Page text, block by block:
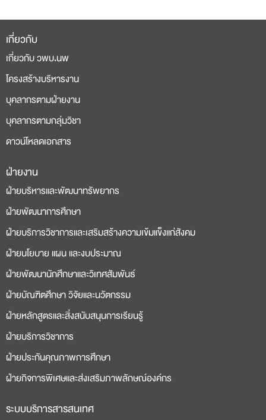
เกี่ยวกับ
เกี่ยวกับ วพบ.นพ
โครงสร้างบริหารงาน
บุคลากรตามฝ่ายงาน
บุคลากรตามกลุ่มวิชา
ดาวน์โหลดเอกสาร
deneme
bonusu
casino
siteleri
ฝ่ายงาน
ฝ่ายบริหารและพัฒนาทรัพยากร
ฝ่ายพัฒนาการศึกษา
ฝ่ายบริการวิชาการและเสริมสร้างความเข้มแข็งแก่สังคม
ฝ่ายนโยบาย แผน และงบประมาณ
ฝ่ายพัฒนานักศึกษาและวิเทศสัมพันธ์
ฝ่ายบัณฑิตศึกษา วิจัยและนวัตกรรม
ฝ่ายหลักสูตรและสิ่งสนับสนุนการเรียนรู้
ฝ่ายบริการวิชาการ
ฝ่ายประกันคุณภาพการศึกษา
ฝ่ายกิจการพิเศษและส่งเสริมภาพลักษณ์องค์กร
ระบบบริการสารสนเทศ